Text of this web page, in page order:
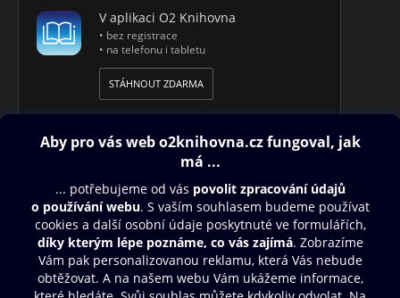
V aplikaci O2 Knihovna
• bez registrace
• na telefonu i tabletu
STÁHNOUT ZDARMA
Obsah ke stažení
Moje O2 Knihovna
Další zábava